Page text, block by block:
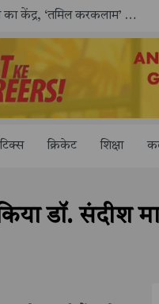
काशी तमिल संगमम् 4.0 में सीआईसीटी का स्टॉल बना तमिल भाषा और संस्कृति का केंद्र, ‘तमिल करकलाम’ से सीखना हुआ सरल
क्रिकेट शिक्षा
डॉ. संदीश